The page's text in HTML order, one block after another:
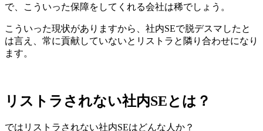
で、こういった保障をしてくれる会社は稀でしょう。
こういった現状がありますから、社内SEで脱デスマしたと
は言え、常に貢献していないとリストラと隣り合わせになり
ます。
リストラされない社内SEとは？
ではリストラされない社内SEはどんな人か？